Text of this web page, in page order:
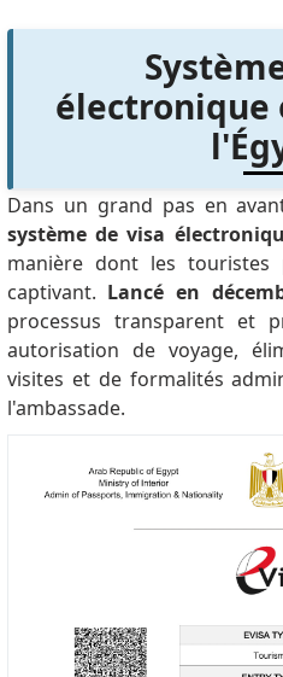
électronique
Dans un grand pas en
système de visa
manière dont les touristes
captivant. Lancé en
processus transparent et
autorisation de voyage,
visites et de formalités
l'ambassade.